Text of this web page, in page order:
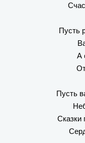
Пусть
А
Пусть
Сказки